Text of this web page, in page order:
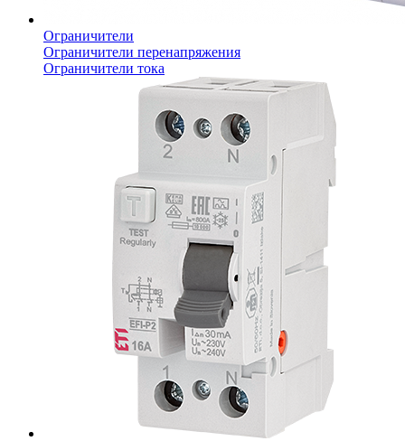
Ограничители
Ограничители перенапряжения
Ограничители тока